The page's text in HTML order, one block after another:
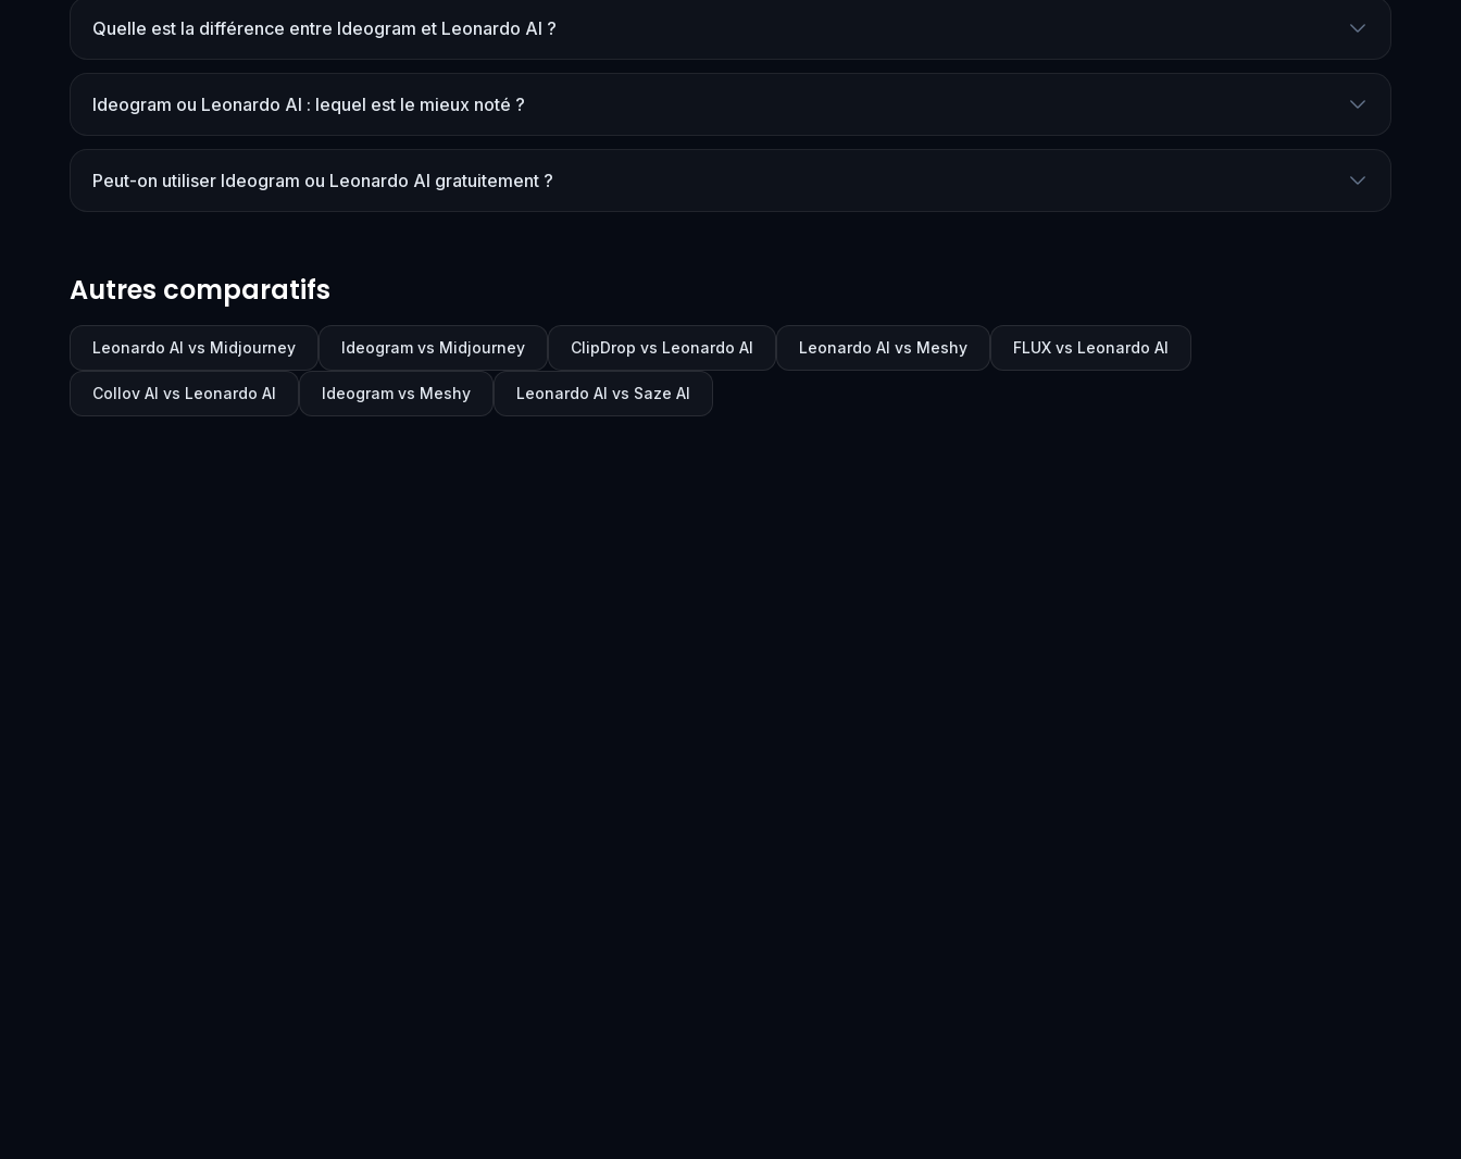
Quelle est la différence entre Ideogram et Leonardo AI ?
Ideogram ou Leonardo AI : lequel est le mieux noté ?
Peut-on utiliser Ideogram ou Leonardo AI gratuitement ?
Autres comparatifs
Leonardo AI vs Midjourney Ideogram vs Midjourney ClipDrop vs Leonardo AI Leonardo AI vs Meshy FLUX vs Leonardo AI
Collov AI vs Leonardo AI Ideogram vs Meshy Leonardo AI vs Saze AI